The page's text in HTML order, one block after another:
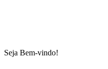
Seja Bem-vindo!